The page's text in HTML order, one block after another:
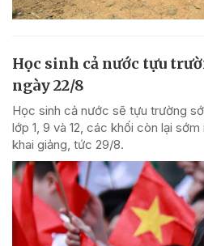
Học sinh cả nước tựu
ngày 22/8
Học sinh cả nước sẽ tựu trường
lớp 1, 9 và 12, các khối còn lại
khai giảng, tức 29/8.